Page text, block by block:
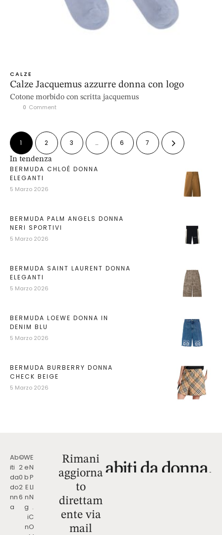
CALZE
Calze Jacquemus azzurre donna con logo
Cotone morbido con scritta jacquemus
0 Comment
1 2 3 … 6 7
In tendenza
BERMUDA CHLOÉ DONNA
ELEGANTI
5 Marzo 2026
BERMUDA PALM ANGELS DONNA
NERI SPORTIVI
5 Marzo 2026
BERMUDA SAINT LAURENT DONNA
ELEGANTI
5 Marzo 2026
BERMUDA LOEWE DONNA IN
DENIM BLU
5 Marzo 2026
BERMUDA BURBERRY DONNA
CHECK BEIGE
5 Marzo 2026
Ab
iti
da
do
nn
a
©
2
0
2
6
W
e
b
E
n
g
i
n
E
N
P
LI
N
.
C
O
Rimani
aggiorna
to
direttam
ente via
mail